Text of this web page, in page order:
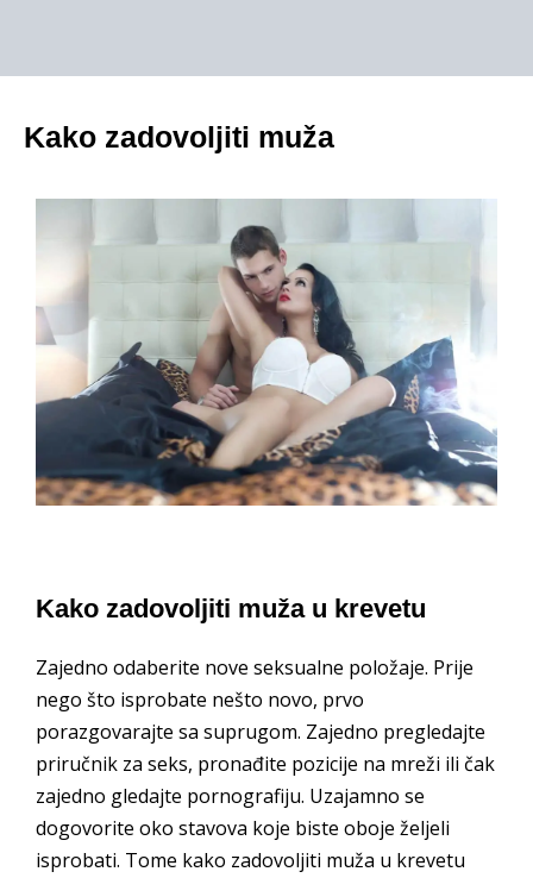
Kako zadovoljiti muža
Kako zadovoljiti muža u krevetu
Zajedno odaberite nove seksualne položaje. Prije
nego što isprobate nešto novo, prvo
porazgovarajte sa suprugom. Zajedno pregledajte
priručnik za seks, pronađite pozicije na mreži ili čak
zajedno gledajte pornografiju. Uzajamno se
dogovorite oko stavova koje biste oboje željeli
isprobati. Tome kako zadovoljiti muža u krevetu